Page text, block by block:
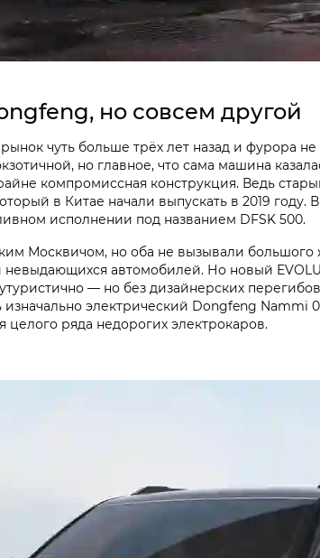
но совсем другой
чуть больше трёх лет назад и фурора
но главное, что сама машина
компромиссная конструкция. Ведь
в Китае начали выпускать в 2019
исполнении под названием DFSK 500.
Москвичом, но оба не вызывали
автомобилей. Но новый
— но без дизайнерских
электрический Dongfeng
целого ряда недорогих электрокаров.